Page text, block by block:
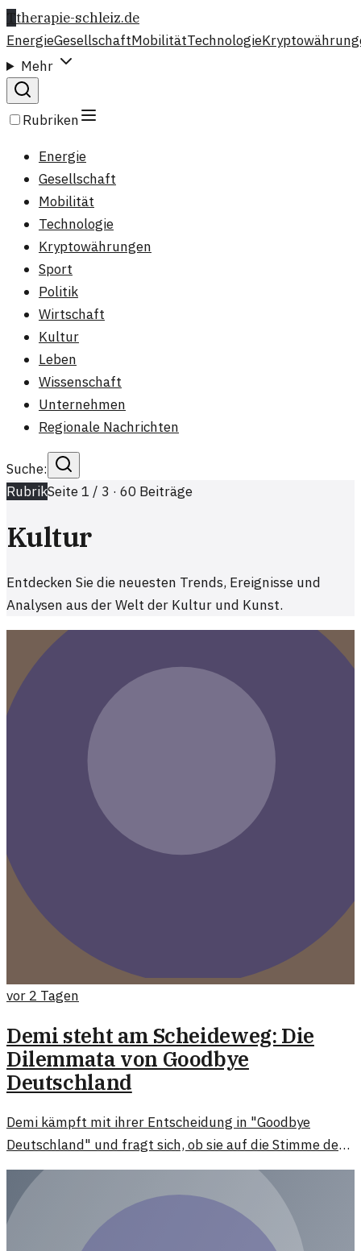
Ttherapie-schleiz.de
EnergieGesellschaftMobilitätTechnologie
Mehr
Rubriken
Energie
Gesellschaft
Mobilität
Technologie
Kryptowährungen
Sport
Politik
Wirtschaft
Kultur
Leben
Wissenschaft
Unternehmen
Regionale Nachrichten
Suche:
RubrikSeite1 / 3 · 60 Beiträge
Kultur
Entdecken Sie die neuesten Trends, Ereignisse und
Analysen aus der Welt der Kultur und Kunst.
vor 2 Tagen
Demi steht am Scheideweg: Die
Dilemmata von Goodbye
Deutschland
Demi kämpft mit ihrer Entscheidung in "Goodbye
Deutschland" und fragt sich, ob sie auf die Stimme des
Herzens hören oder den Verstand einsetzen sollte.